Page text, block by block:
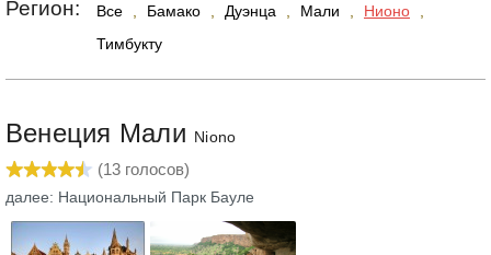
Регион: Все Бамако Дуэнца Мали Нионо
Тимбукту
Венеция Мали Niono
(13 голосов)
далее: Национальный Парк Бауле